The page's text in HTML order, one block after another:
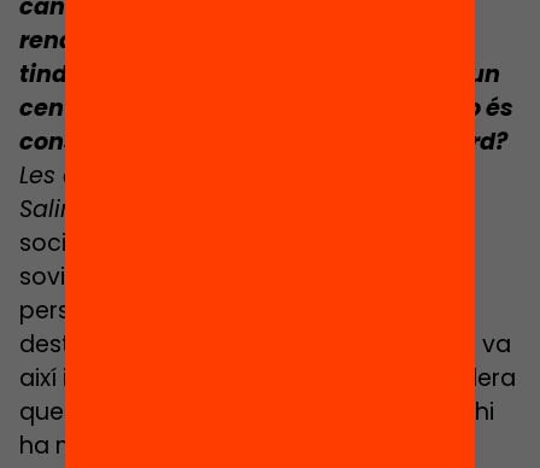
canvi, si la composició del barri és de
rendes baixes entenem que l’escola
tindrà famílies amb rendes baixes. És un
centre d’alta complexitat, però això no és
considerat segregació. Hi estan d’acord?
Les dues:
Salima:
socioeconòmica, ètnica i geogràfica. I
sovint totes tres alhora. De fet, les
persones que viuen en un barri estan
destinades a l’escola d’aquell barri, això va
així i és veritat que en general es considera
que això no és segregació. Es diu: “aquí hi
ha més problemes, per tant posarem